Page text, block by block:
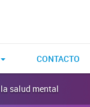
CONTACTO
salud mental